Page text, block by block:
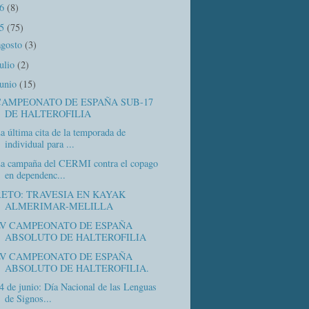
(8)
(75)
(3)
(2)
(15)
DE ESPAÑA SUB-17
DE HALTEROFILIA
última cita de la temporada de
individual para ...
campaña del CERMI contra el copago
en dependenc...
TRAVESIA EN KAYAK
ALMERIMAR-MELILLA
CAMPEONATO DE ESPAÑA
ABSOLUTO DE HALTEROFILIA
CAMPEONATO DE ESPAÑA
ABSOLUTO DE HALTEROFILIA.
de junio: Día Nacional de las Lenguas
de Signos...